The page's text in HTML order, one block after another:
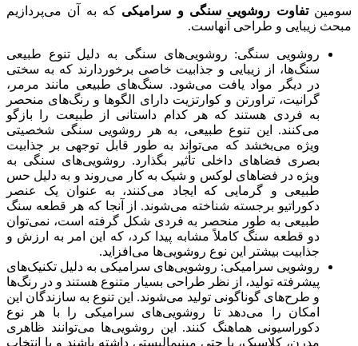
سومینتفاوت روشویی سنگی و سرامیکی که به آن می‌پردازیم
مبحث زیبایی و طراحی آنهاست.
روشویی سنگی: روشویی‌های سنگی به دلیل تنوع طبیعی
سنگ‌ها، از زیبایی و جذابیت خاصی برخوردارند که به سختی
در دیگر مواد یافت می‌شود. سنگ‌های طبیعی مانند مرمر،
گرانیت، تراورتن و کوارتزیت دارای الگوها و رنگ‌های منحصر
به فردی هستند که هر کدام داستانی از طبیعت را بازگو
می‌کنند. این تنوع طبیعی، به هر روشویی سنگی شخصیتی
ویژه می‌بخشد که می‌تواند به طور قابل توجهی بر جذابیت
بصری فضاهای داخلی تأثیر بگذارد. روشویی‌های سنگی به
ویژه در فضاهای لوکس و شیک به کار می‌روند و به دلیل حس
طبیعی و گرمایی که ایجاد می‌کنند، به عنوان یک عنصر
دکوراتیو برجسته شناخته می‌شوند. از آنجا که هر قطعه سنگ
طبیعی به طور منحصر به فردی شکل گرفته است، نمی‌توان
دو قطعه سنگ کاملاً مشابه پیدا کرد، که این امر به ارزش و
جذابیت بیشتر این نوع روشویی‌ها می‌افزاید.
روشویی سرامیکی: روشویی‌های سرامیکی به دلیل تکنیک‌های
پیشرفته تولید، از نظر طراحی بسیار متنوع هستند و در رنگ‌ها
و طرح‌های گوناگونی تولید می‌شوند. این تنوع به سازندگان این
امکان را می‌دهد تا روشویی‌های سرامیکی را با هر نوع
دکوراسیونی هماهنگ کنند. این روشویی‌ها می‌توانند ظاهری
مدرن، کلاسیک، یا حتی مینیمالیستی داشته باشند و با انتخاب